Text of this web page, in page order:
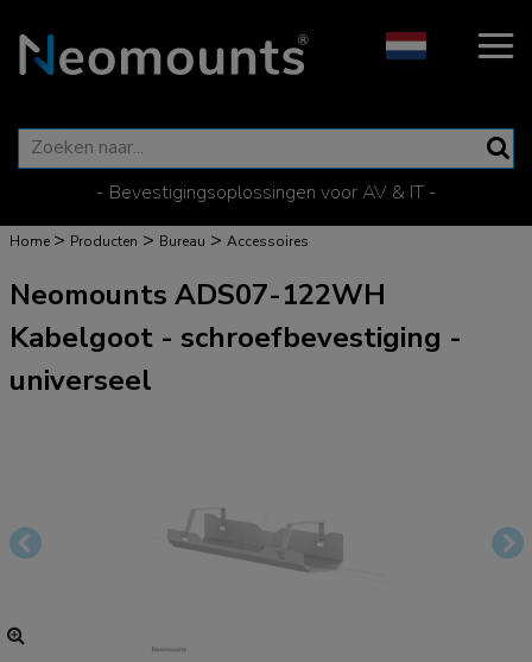
- Bevestigingsoplossingen voor AV & IT -
Home > Producten > Bureau > Accessoires
Neomounts ADS07-122WH
Kabelgoot - schroefbevestiging -
universeel